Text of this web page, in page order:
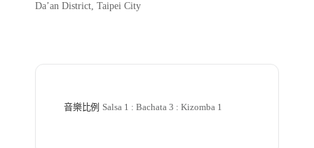
Da’an District, Taipei City
音樂比例 Salsa 1 : Bachata 3 : Kizomba 1